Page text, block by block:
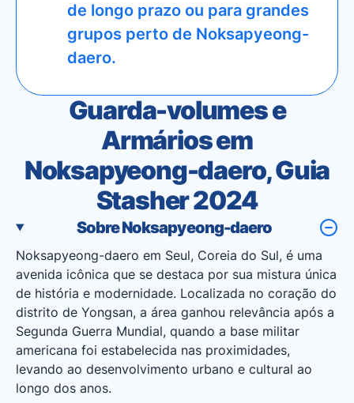
de longo prazo ou para grandes
grupos perto de Noksapyeong-
daero.
Guarda-volumes e
Armários em
Noksapyeong-daero, Guia
Stasher 2024
Sobre Noksapyeong-daero
Noksapyeong-daero em Seul, Coreia do Sul, é uma
avenida icônica que se destaca por sua mistura única
de história e modernidade. Localizada no coração do
distrito de Yongsan, a área ganhou relevância após a
Segunda Guerra Mundial, quando a base militar
americana foi estabelecida nas proximidades,
levando ao desenvolvimento urbano e cultural ao
longo dos anos.